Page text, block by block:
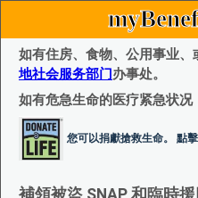
如有住房、食物、公用事业
地社会服务部门办事处。
如有危急生命的医疗紧急状况
您可以捐獻搶救生命。 點
補領被盜 SNAP 和臨時